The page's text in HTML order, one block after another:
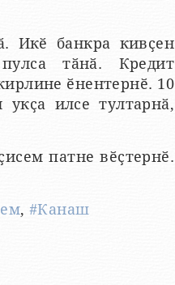
Икӗ банкра кивҫен
тӑнӑ. Кредит
ӗнентернӗ. 10
илсе тултарнӑ,
патне вӗҫтернӗ.
,#Канаш